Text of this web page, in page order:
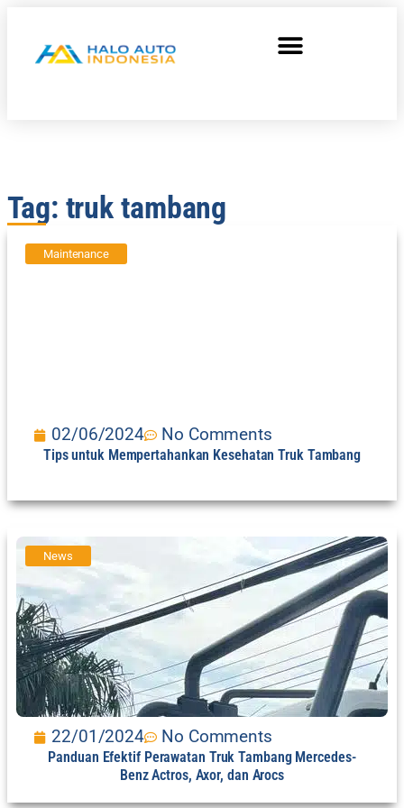
Tag: truk tambang
Maintenance
02/06/2024 No Comments
Tips untuk Mempertahankan Kesehatan Truk Tambang
News
22/01/2024 No Comments
Panduan Efektif Perawatan Truk Tambang Mercedes-
Benz Actros, Axor, dan Arocs